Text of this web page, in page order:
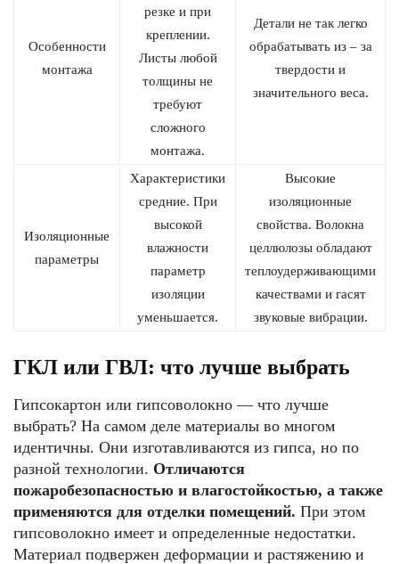
Особенности
монтажа
резке и при
креплении.
Листы любой
толщины не
требуют
сложного
монтажа.
Детали не так легко
обрабатывать из – за
твердости и
значительного веса.
Изоляционные
параметры
Характеристики
средние. При
высокой
влажности
параметр
изоляции
уменьшается.
Высокие
изоляционные
свойства. Волокна
целлюлозы обладают
теплоудерживающими
качествами и гасят
звуковые вибрации.
ГКЛ или ГВЛ: что лучше выбрать
Гипсокартон или гипсоволокно — что лучше
выбрать? На самом деле материалы во многом
идентичны. Они изготавливаются из гипса, но по
разной технологии. Отличаются
пожаробезопасностью и влагостойкостью, а также
применяются для отделки помещений. При этом
гипсоволокно имеет и определенные недостатки.
Материал подвержен деформации и растяжению и